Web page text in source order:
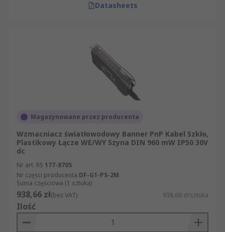
Datasheets
Magazynowane przez producenta
Wzmacniacz światłowodowy Banner PnP Kabel Szkło,
Plastikowy Łącze WE/WY Szyna DIN 960 mW IP50 30V
dc
Nr art. RS 177-8705
Nr części producenta DF-G1-PS-2M
Suma częściowa (1 sztuka)
938,66 zł(bez VAT) 938,66 zł/sztuka
Ilość